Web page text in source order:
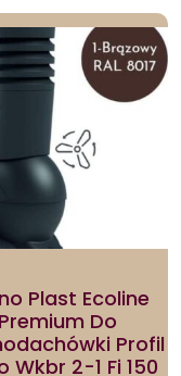
Plast Ecoline
Premium Do
Profil
Wkbr 2-1 Fi 150